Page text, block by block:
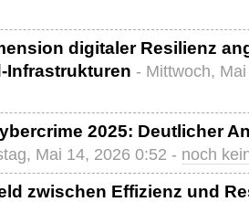
digitaler Resilienz
Infrastrukturen - Mittwoch,
2025: Deutlicher
Mai 14, 2026 0:52 - noch
zwischen Effizienz und